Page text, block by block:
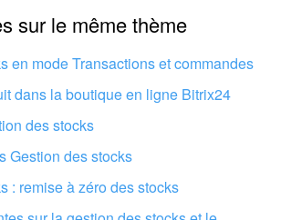
besoin de plus d'informations
cet outil fonctionne
sur le même thème
en mode Transactions et commandes
dans la boutique en ligne Bitrix24
des stocks
Gestion des stocks
: remise à zéro des stocks